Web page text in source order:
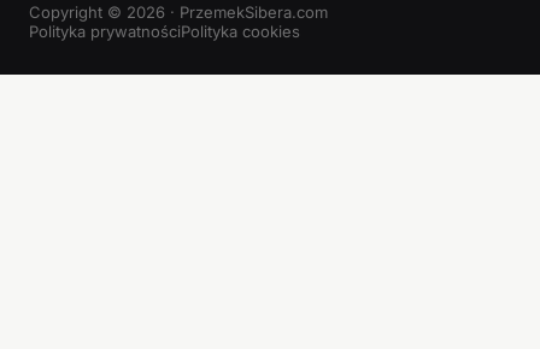
Copyright © 2026 · PrzemekSibera.com
Polityka prywatnościPolityka cookies